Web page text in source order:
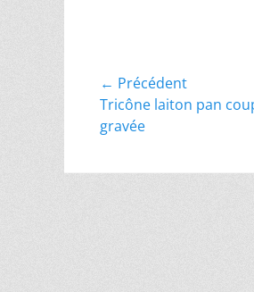
Navigation
de
← Précédent
Article
précédent :
Tricône laiton pan
gravée